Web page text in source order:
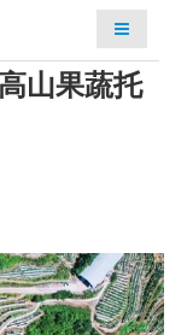
检索
山果蔬托